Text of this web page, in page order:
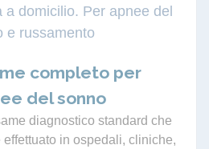
domicilio. Per apnee del
e russamento
completo per
del sonno
diagnostico standard che
effettuato in ospedali, cliniche,